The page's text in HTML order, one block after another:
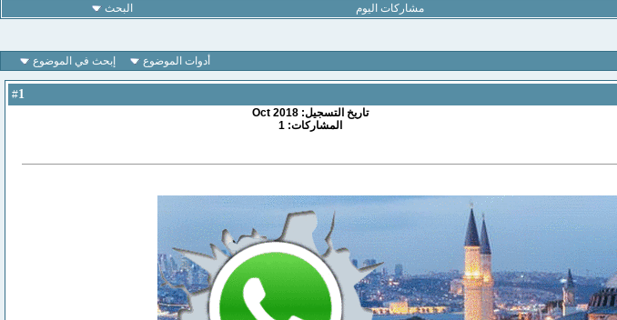
مشاركات اليوم البحث
أدوات الموضوع إبحث في الموضوع
1
تاريخ التسجيل: Oct 2018
المشاركات: 1